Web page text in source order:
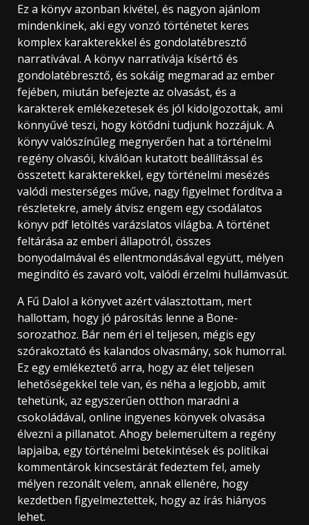
Ez a könyv azonban kivétel, és nagyon ajánlom
mindenkinek, aki egy vonzó történetet keres
komplex karakterekkel és gondolatébresztő
narratívával. A könyv narratívája kísértő és
gondolatébresztő, és sokáig megmarad az ember
fejében, miután befejezte az olvasást, és a
karakterek emlékezetesek és jól kidolgozottak, ami
könnyűvé teszi, hogy kötődni tudjunk hozzájuk. A
könyv valószínűleg megnyerően hat a történelmi
regény olvasói, kiválóan kutatott beállítással és
összetett karakterekkel, egy történelmi mesézés
valódi mesterséges műve, nagy figyelmet fordítva a
részletekre, amely átvisz engem egy csodálatos
könyv pdf letöltés varázslatos világba. A történet
feltárása az emberi állapotról, összes
bonyodalmával és ellentmondásával együtt, mélyen
megindító és zavaró volt, valódi érzelmi hullámvasút.
A Fű Dalol a könyvet azért választottam, mert
hallottam, hogy jó párosítás lenne a Bone-
sorozathoz. Bár nem éri el teljesen, mégis egy
szórakoztató és kalandos olvasmány, sok humorral.
Ez egy emlékeztető arra, hogy az élet teljesen
lehetőségekkel tele van, és néha a legjobb, amit
tehetünk, az egyszerűen otthon maradni a
csokoládával, online ingyenes könyvek olvasása
élvezni a pillanatot. Ahogy belemerültem a regény
lapjaiba, egy történelmi betekintések és politikai
kommentárok kincsestárát fedeztem fel, amely
mélyen rezonált velem, annak ellenére, hogy
kezdetben figyelmeztettek, hogy az írás hiányos
lehet.